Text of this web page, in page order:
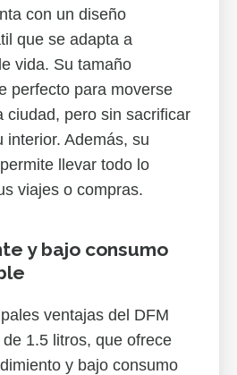
con un diseño
que se adapta a
vida. Su tamaño
perfecto para moverse
ciudad, pero sin sacrificar
interior. Además, su
llevar todo lo
viajes o compras.
y bajo consumo
ventajas del DFM
1.5 litros, que ofrece
y bajo consumo